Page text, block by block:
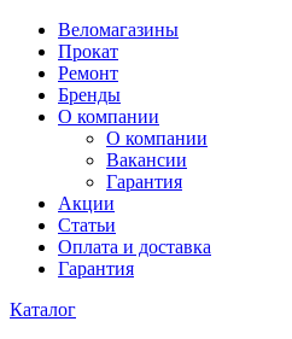
Веломагазины
Прокат
Ремонт
Бренды
О компании
О компании
Вакансии
Гарантия
Акции
Статьи
Оплата и доставка
Гарантия
Каталог